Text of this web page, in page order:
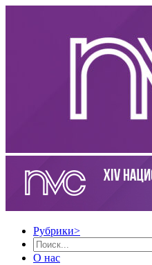
Рубрики>
О нас